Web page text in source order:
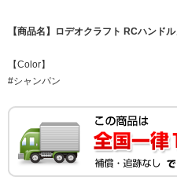
【商品名】ロデオクラフト RCハンド
【Color】
#シャンパン